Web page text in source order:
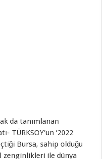
da tanımlanan
TÜRKSOY’un ‘2022
Bursa, sahip olduğu
zenginlikleri ile dünya